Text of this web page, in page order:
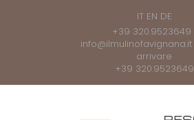
IT EN DE
+39 320.9523649
info@ilmulinofavignana.it
arrivare
+39 320.9523649